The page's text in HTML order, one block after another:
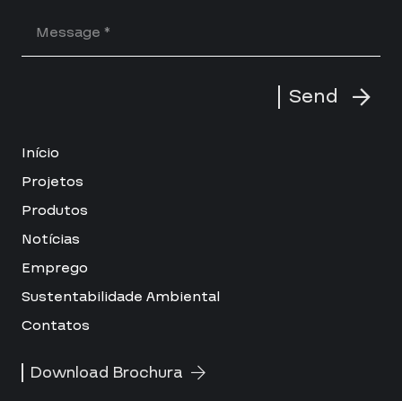
Send
Início
Projetos
Produtos
Notícias
Emprego
Sustentabilidade Ambiental
Contatos
Download Brochura